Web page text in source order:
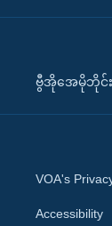
ဗွီအိုအေမိုဘိုင်
VOA's
Accessibility